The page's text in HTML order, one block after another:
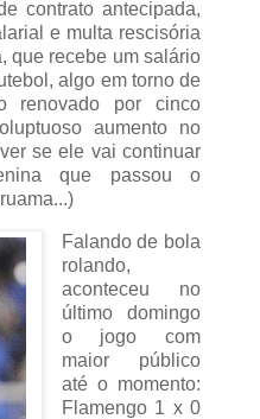
contrato antecipada,
e multa rescisória
que recebe um salário
algo em torno de
renovado por cinco
aumento no
se ele vai continuar
que passou o
Falando de bola
rolando,
aconteceu no
último domingo
o jogo com
maior público
até o momento:
Flamengo 1 x 0